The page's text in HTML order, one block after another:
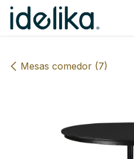
Ir al contenido
Mesas comedor (7)